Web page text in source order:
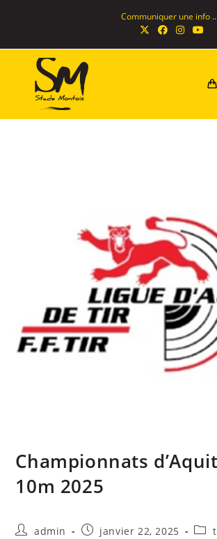
Communiquer une info
Championnats
10m 2025
admin janvier 22, 2025